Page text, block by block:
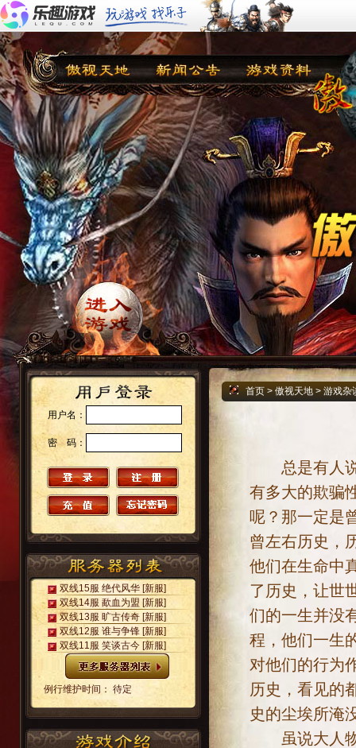
用户名：
密 码：
双线15服 绝代风华 [新服]
双线14服 歃血为盟 [新服]
双线13服 旷古传奇 [新服]
双线12服 谁与争锋 [新服]
双线11服 笑谈古今 [新服]
例行维护时间： 待定
首页 > 傲视天地 > 游戏杂
总是有人说
有多大的欺骗
呢？那一定是
曾左右历史，
他们在生命中
了历史，让世
们的一生并没
程，他们一生
对他们的行为
历史，看见的
史的尘埃所淹
虽说大人物